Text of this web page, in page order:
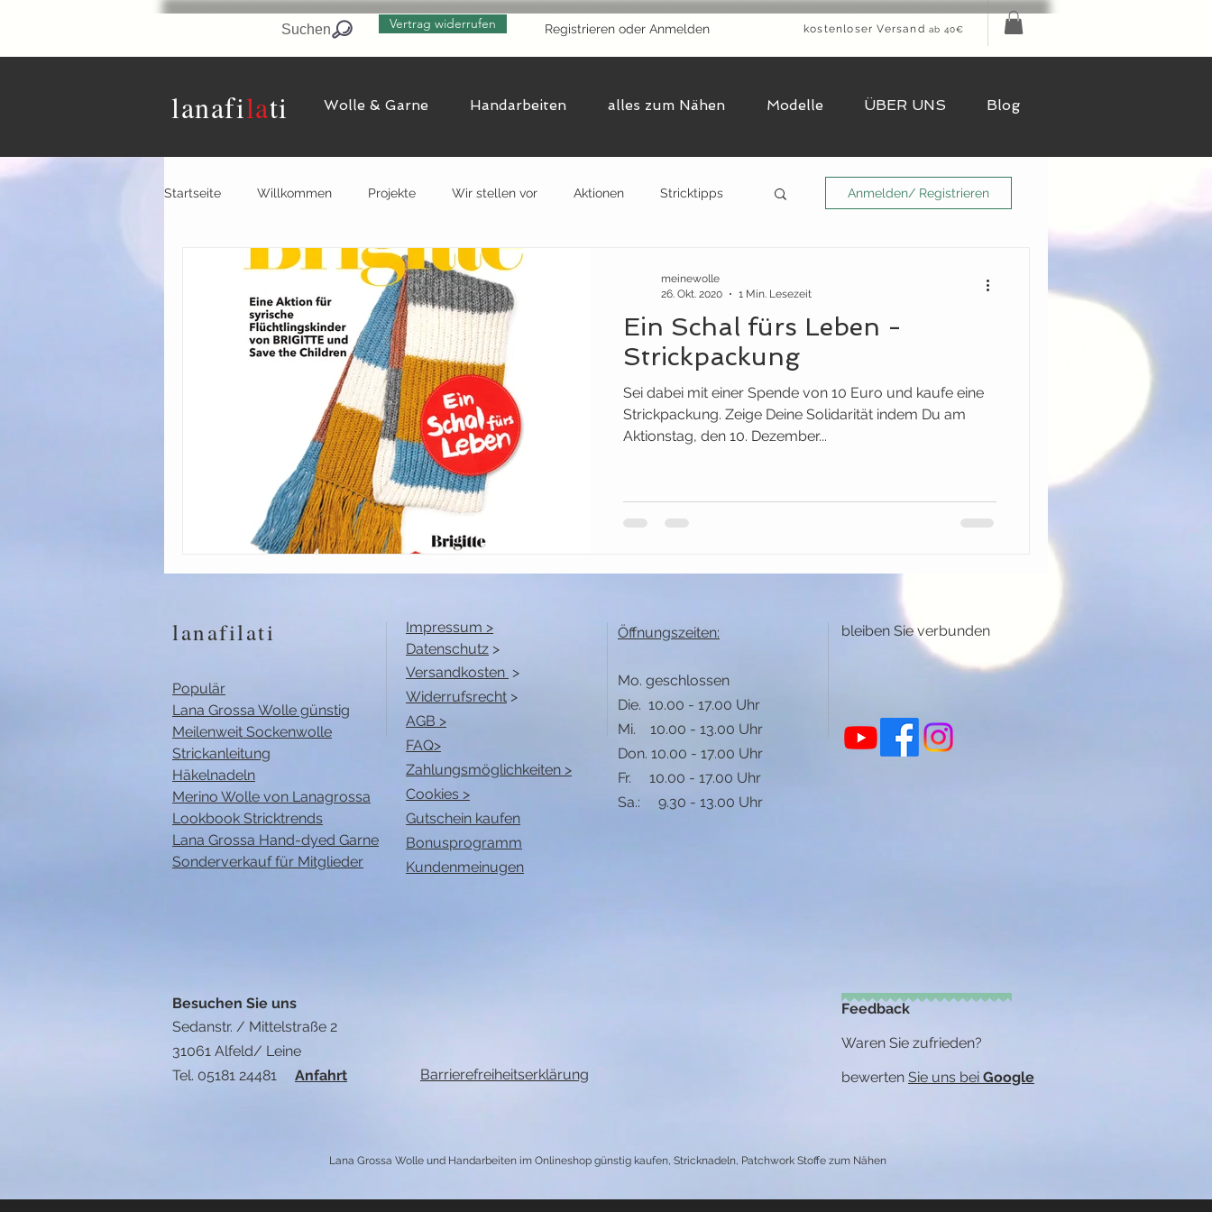
Suchen Vertrag widerrufen Registrieren oder Anmelden kostenloser Versand ab 40€
lanafilati Wolle & Garne Handarbeiten alles zum Nähen Modelle ÜBER UNS Blog
Startseite Willkommen Projekte Wir stellen vor Aktionen Stricktipps Anmelden/ Registrieren
Ein Schal fürs Leben -
Strickpackung
Sei dabei mit einer Spende von 10 Euro und kaufe eine
Strickpackung. Zeige Deine Solidarität indem Du am
Aktionstag, den 10. Dezember...
meinewolle
26. Okt. 2020
1 Min. Lesezeit
lanafilati
Populär
Lana Grossa Wolle günstig
Meilenweit Sockenwolle
Strickanleitung
Häkelnadeln
Merino Wolle von Lanagrossa
Lookbook Stricktrends
Lana Grossa Hand-dyed Garne
Sonderverkauf für Mitglieder
Impressum >
Datenschutz >
Versandkosten >
Widerrufsrecht >
AGB >
FAQ>
Zahlungsmöglichkeiten >
Cookies >
Gutschein kaufen
Bonusprogramm
Kundenmeinugen
Öffnungszeiten:
Mo. geschlossen
Die. 10.00 - 17.00 Uhr
Mi. 10.00 - 13.00 Uhr
Don. 10.00 - 17.00 Uhr
Fr. 10.00 - 17.00 Uhr
Sa.: 9.30 - 13.00 Uhr
bleiben Sie verbunden
Besuchen Sie uns
Sedanstr. / Mittelstraße 2
31061 Alfeld/ Leine
Tel. 05181 24481
Anfahrt Barrierefreiheitserklärung
Feedback
Waren Sie zufrieden?
bewerten Sie uns bei Google
Lana Grossa Wolle und Handarbeiten im Onlineshop günstig kaufen, Stricknadeln, Patchwork Stoffe zum Nähen